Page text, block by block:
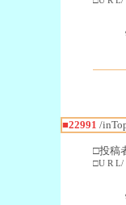
■22991 /
□投稿
□U R L/